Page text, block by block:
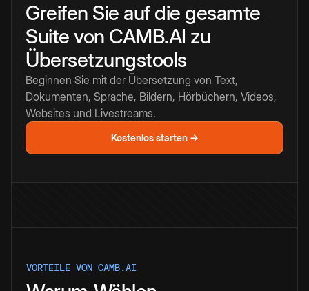
Greifen Sie auf die gesamte
Suite von CAMB.AI zu
Übersetzungstools
Beginnen Sie mit der Übersetzung von Text,
Dokumenten, Sprache, Bildern, Hörbüchern, Videos,
Websites und Livestreams.
Kostenlos starten →
VORTEILE VON CAMB.AI